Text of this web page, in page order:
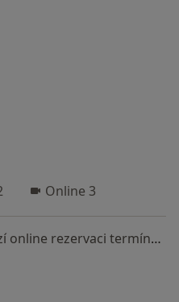
Online 3
Tento specialista nenabízí online rezervaci termínu na této adrese.